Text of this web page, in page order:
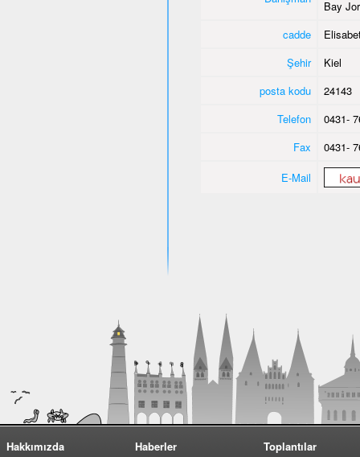
Bay
cadde
Şehir
Kiel
posta kodu
24143
Telefon
0431-
Fax
0431-
E-Mail
Hakkımızda
Haberler
Toplantılar